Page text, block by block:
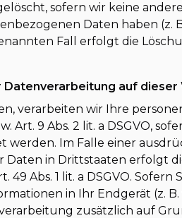
sofern wir keine
Daten haben (z.
Fall erfolgt die
auf dieser
verarbeiten wir Ihre
Art. 9 Abs. 2 lit. a DSGVO,
werden. Im Falle einer
Daten in Drittstaaten erfolgt
Abs. 1 lit. a DSGVO. Sofern
in Ihr Endgerät (z. B.
zusätzlich auf